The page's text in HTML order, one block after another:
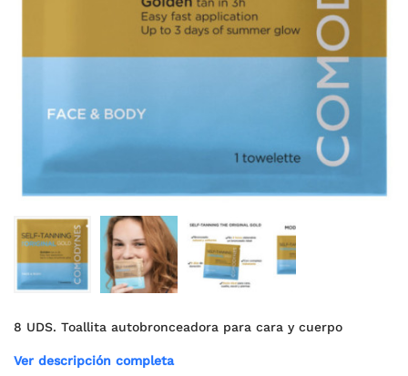
8 UDS. Toallita autobronceadora para cara y cuerpo
Ver descripción completa